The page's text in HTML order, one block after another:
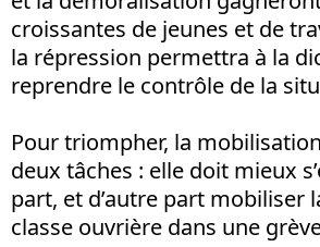
croissantes de jeunes et de
la répression permettra à la
reprendre le contrôle de la
Pour triompher, la
deux tâches : elle doit mieux
part, et d’autre part mobiliser
classe ouvrière dans une